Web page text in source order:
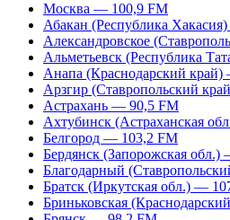
Москва — 100,9 FM
Абакан (Республика
Александровское
Альметьевск (Республика
Анапа (Краснодарский
Арзгир (Ставропольский
Астрахань — 90,5 FM
Ахтубинск (Астраханская
Белгород — 103,2 FM
Бердянск (Запорожская
Благодарный
Братск (Иркутская обл.) —
Бриньковская